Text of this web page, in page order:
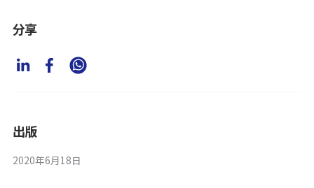
分享
出版
2020年6月18日